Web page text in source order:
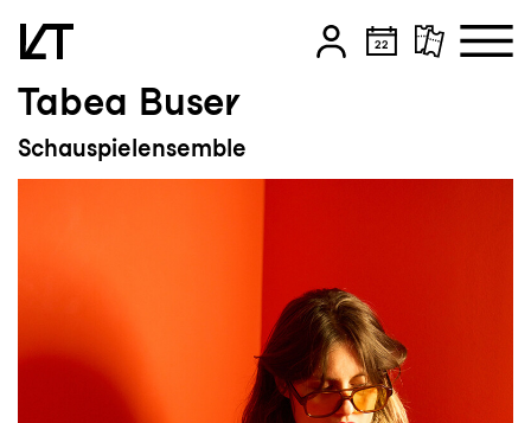
Zum Hauptinhalt springen
Zum Footer springen
Tabea Buser
Schauspielensemble